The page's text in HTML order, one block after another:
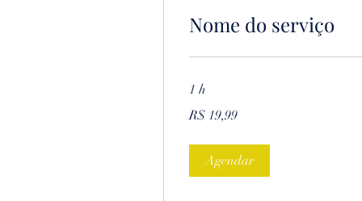
Nome do serviço
1 h
19,99
Reais
brasileiros
R$ 19,99
Agendar